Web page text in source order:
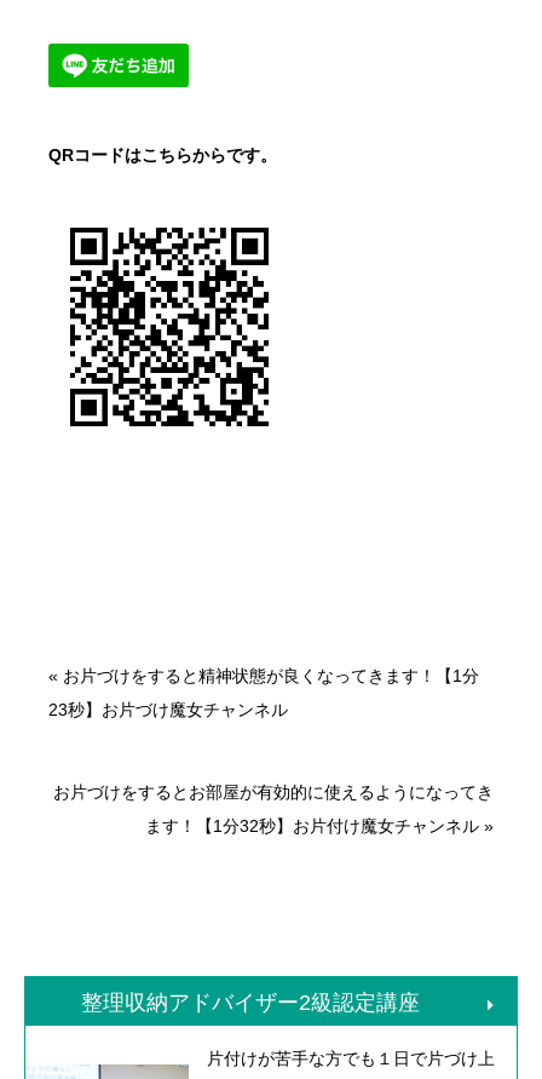
QRコードはこちらからです。
« お片づけをすると精神状態が良くなってきます！【1分
23秒】お片づけ魔女チャンネル
お片づけをするとお部屋が有効的に使えるようになってき
ます！【1分32秒】お片付け魔女チャンネル »
整理収納アドバイザー2級認定講座
片付けが苦手な方でも１日で片づけ上